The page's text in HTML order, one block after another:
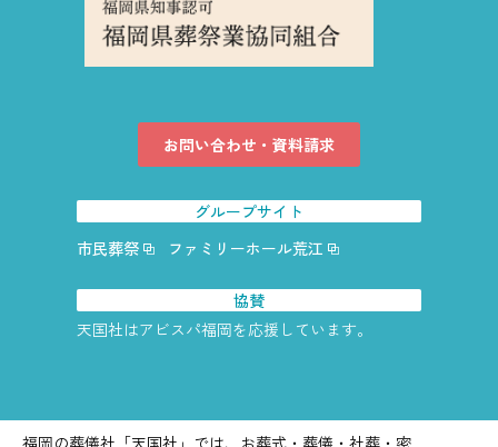
お問い合わせ・資料請求
グループサイト
市民葬祭
ファミリーホール荒江
協賛
天国社はアビスパ福岡を応援しています。
福岡の葬儀社「天国社」では、お葬式・葬儀・社葬・密